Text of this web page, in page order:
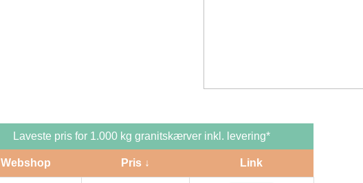
Laveste pris for 1.000 kg granitskærver inkl. levering*
Webshop Pris ↓ Link